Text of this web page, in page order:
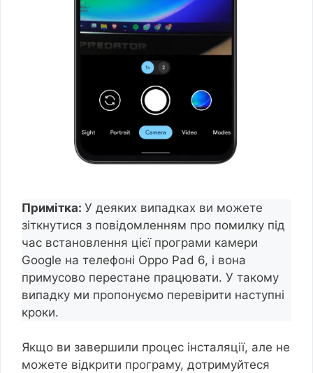
Примітка: У деяких випадках ви можете
зіткнутися з повідомленням про помилку під
час встановлення цієї програми камери
Google на телефоні Oppo Pad 6, і вона
примусово перестане працювати. У такому
випадку ми пропонуємо перевірити наступні
кроки.
Якщо ви завершили процес інсталяції, але не
можете відкрити програму, дотримуйтеся